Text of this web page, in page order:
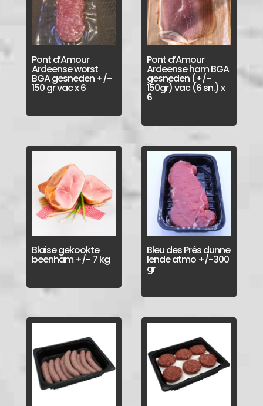
Pont d’Amour
Ardeense worst
BGA gesneden +/-
150 gr vac x 6
Pont d’Amour
Ardeense ham BGA
gesneden (+/-
150gr) vac (6 sn.) x
6
Blaise gekookte
beenham +/- 7 kg
Bleu des Prés dunne
lende atmo +/-300
gr